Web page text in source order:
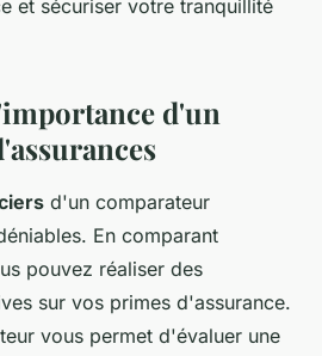
et sécuriser votre tranquillité
d'un
d'un comparateur
En comparant
pouvez réaliser des
sur vos primes d'assurance.
vous permet d'évaluer une